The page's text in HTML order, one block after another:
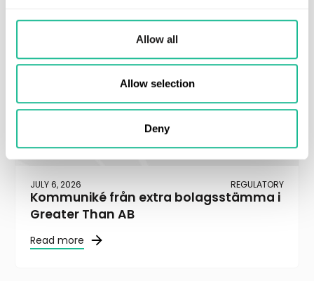
Allow all
Allow selection
Deny
JULY 6, 2026 REGULATORY
Kommuniké från extra bolagsstämma i
Greater Than AB
Read more